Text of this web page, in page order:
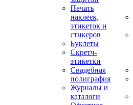
Печать
наклеек,
этикеток и
стикеров
Буклеты
Скретч-
этикетки
Свадебная
полиграфия
Журналы и
каталоги